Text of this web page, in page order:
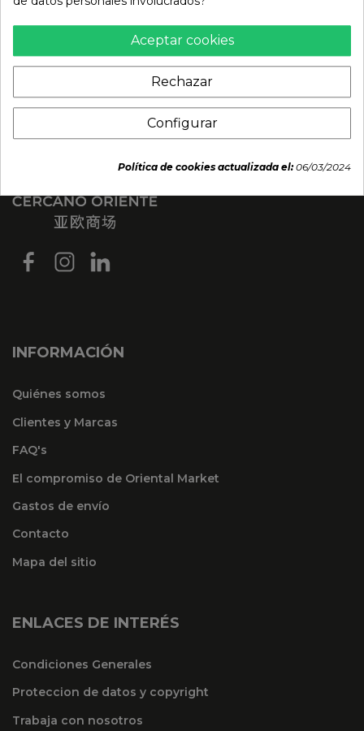
INFORMACIÓN
Quiénes somos
Clientes y Marcas
FAQ's
El compromiso de Oriental Market
Gastos de envío
Contacto
Mapa del sitio
ENLACES DE INTERÉS
Condiciones Generales
Proteccion de datos y copyright
Trabaja con nosotros
Aceptar cookies
Rechazar
Configurar
Política de cookies actualizada el:06/03/2024